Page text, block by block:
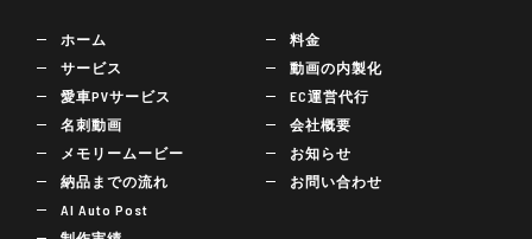
ホーム
サービス
愛車PVサービス
名刺動画
メモリームービー
納品までの流れ
AI Auto Post
料金
動画の内製化
EC運営代行
会社概要
お知らせ
お問い合わせ